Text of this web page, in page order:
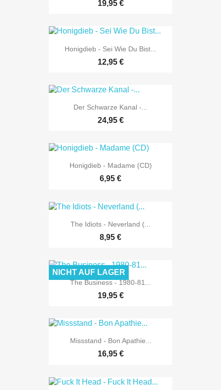
19,95 €
Honigdieb - Sei Wie Du Bist...
12,95 €
Der Schwarze Kanal -...
24,95 €
Honigdieb - Madame (CD)
6,95 €
The Idiots - Neverland (...
8,95 €
The Business - 1980-81...
19,95 €
NICHT AUF LAGER
Missstand - Bon Apathie...
16,95 €